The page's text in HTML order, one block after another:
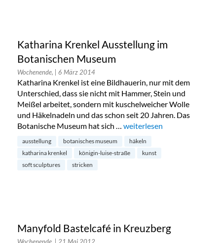
Katharina Krenkel Ausstellung im
Botanischen Museum
Wochenende, | 6 März 2014
Katharina Krenkel ist eine Bildhauerin, nur mit dem
Unterschied, dass sie nicht mit Hammer, Stein und
Meißel arbeitet, sondern mit kuschelweicher Wolle
und Häkelnadeln und das schon seit 20 Jahren. Das
Botanische Museum hat sich … „Katharina Krenkel
weiterlesen
ausstellung botanisches museum
häkeln
katharina krenkel
königin-luise-straße
kunst
soft sculptures
stricken
Manyfold Bastelcafé in Kreuzberg